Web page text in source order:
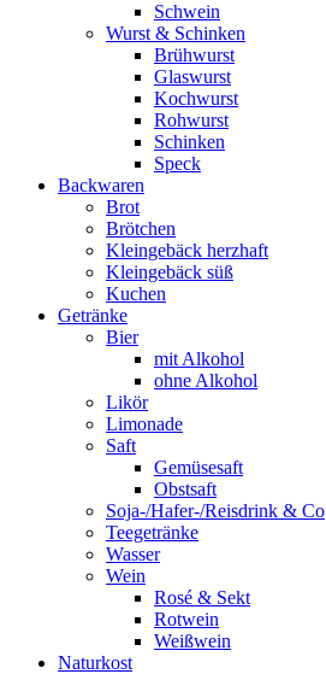
Schwein
Wurst & Schinken
Brühwurst
Glaswurst
Kochwurst
Rohwurst
Schinken
Speck
Backwaren
Brot
Brötchen
Kleingebäck herzhaft
Kleingebäck süß
Kuchen
Getränke
Bier
mit Alkohol
ohne Alkohol
Likör
Limonade
Saft
Gemüsesaft
Obstsaft
Soja-/Hafer-/Reisdrink & Co
Teegetränke
Wasser
Wein
Rosé & Sekt
Rotwein
Weißwein
Naturkost